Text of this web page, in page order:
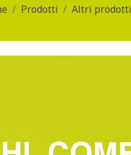
Prodotti Altri prodotti